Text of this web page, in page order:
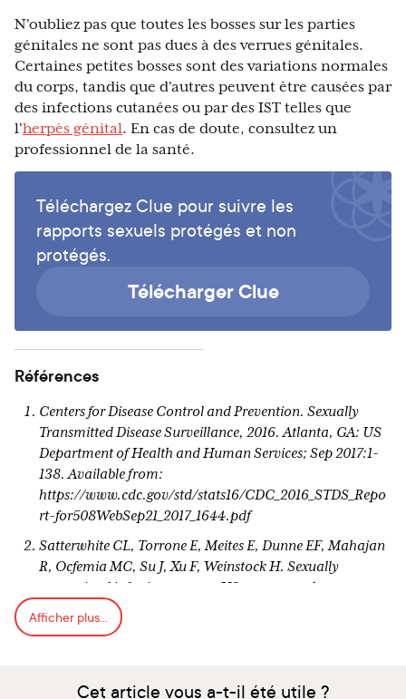
N'oubliez pas que toutes les bosses sur les parties
génitales ne sont pas dues à des verrues génitales.
Certaines petites bosses sont des variations normales
du corps, tandis que d'autres peuvent être causées par
des infections cutanées ou par des IST telles que
l'herpès génital. En cas de doute, consultez un
professionnel de la santé.
Téléchargez Clue pour suivre les
rapports sexuels protégés et non
protégés.
Télécharger Clue
Références
Centers for Disease Control and Prevention. Sexually
Transmitted Disease Surveillance, 2016. Atlanta, GA: US
Department of Health and Human Services; Sep 2017:1-
138. Available from:
https://www.cdc.gov/std/stats16/CDC_2016_STDS_Repo
rt-for508WebSep21_2017_1644.pdf
Satterwhite CL, Torrone E, Meites E, Dunne EF, Mahajan
R, Ocfemia MC, Su J, Xu F, Weinstock H. Sexually
transmitted infections among US women and men:
prevalence and incidence estimates, 2008. Sex Transm
Dis. 2013 Mar;40(3):187-93.
Afficher plus...
Cet article vous a-t-il été utile ?